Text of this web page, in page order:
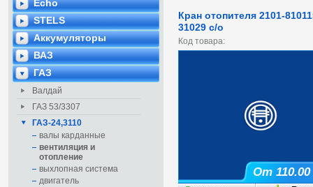
Echo
STELS
Аккумуляторы
ВАЗ
ГАЗ
Валдай
ГАЗ 53/3307
ГАЗ-24,3110
валы карданные
вентиляция и
отопление
выхлопная система
двигатель
Кран отопителя 2101-
31029 с/о
Код товара:
От 110.00